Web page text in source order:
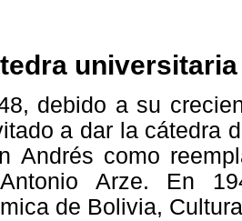
universitaria
debido a su
a dar la cátedra
Andrés como
Arze. En
de Bolivia,